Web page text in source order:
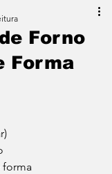
Forno
Forma
forma